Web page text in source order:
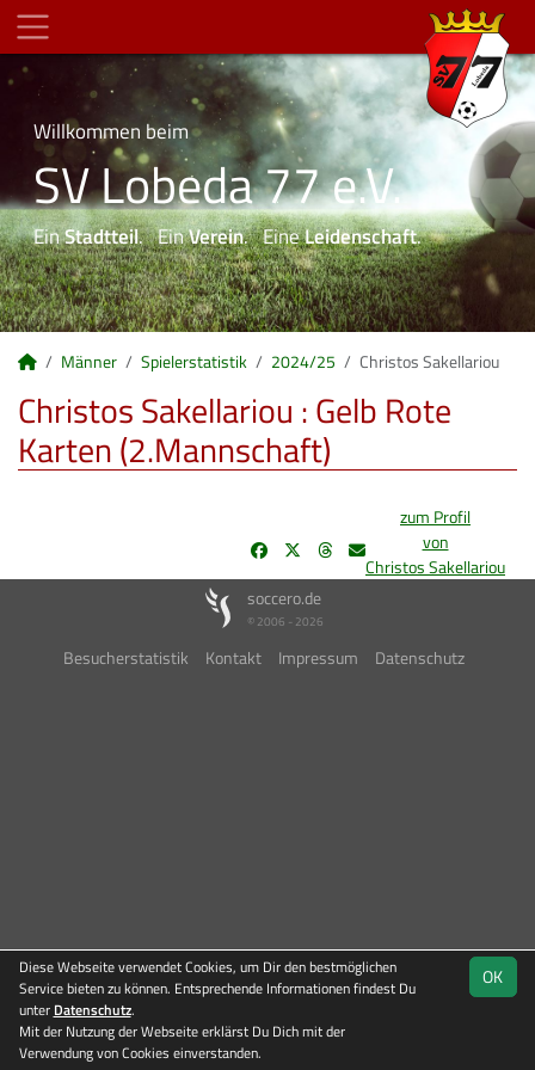
Willkommen beim
SV Lobeda 77 e.V.
EinStadtteil. EinVerein. EineLeidenschaft.
Männer Spielerstatistik 2024/25 Christos Sakellariou
Christos Sakellariou : Gelb Rote
Karten (2.Mannschaft)
zum Profil
von
Christos Sakellariou
soccero.de
© 2006 - 2026
Besucherstatistik Kontakt Impressum Datenschutz
OK
Diese Webseite verwendet Cookies, um Dir den bestmöglichen
Service bieten zu können. Entsprechende Informationen findest Du
unter Datenschutz.
Mit der Nutzung der Webseite erklärst Du Dich mit der
Verwendung von Cookies einverstanden.